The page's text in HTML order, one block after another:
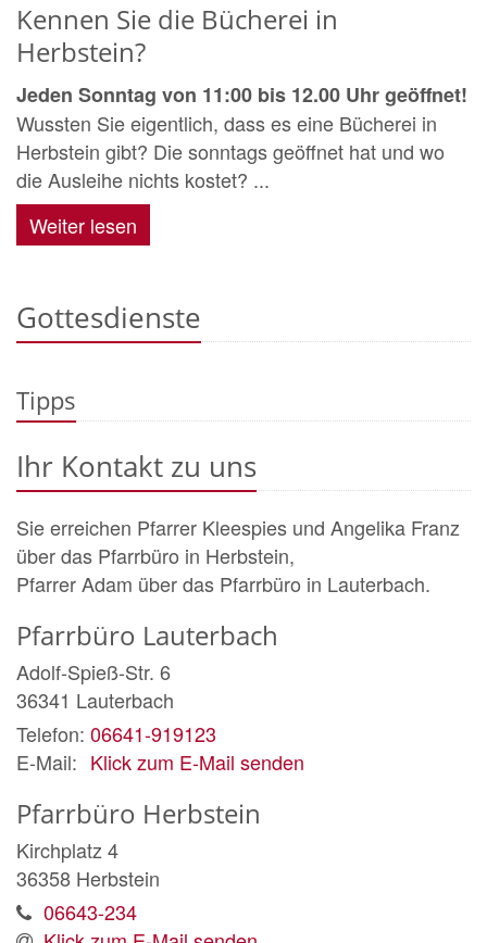
Kennen Sie die Bücherei in
Herbstein?
Jeden Sonntag von 11:00 bis 12.00 Uhr geöffnet!
Wussten Sie eigentlich, dass es eine Bücherei in
Herbstein gibt? Die sonntags geöffnet hat und wo
die Ausleihe nichts kostet? ...
Weiter lesen
Gottesdienste
Tipps
Ihr Kontakt zu uns
Sie erreichen Pfarrer Kleespies und Angelika Franz
über das Pfarrbüro in Herbstein,
Pfarrer Adam über das Pfarrbüro in Lauterbach.
Pfarrbüro Lauterbach
Adolf-Spieß-Str. 6
36341 Lauterbach
Telefon: 06641-919123
E-Mail: Klick zum E-Mail senden
Pfarrbüro Herbstein
Kirchplatz 4
36358 Herbstein
06643-234